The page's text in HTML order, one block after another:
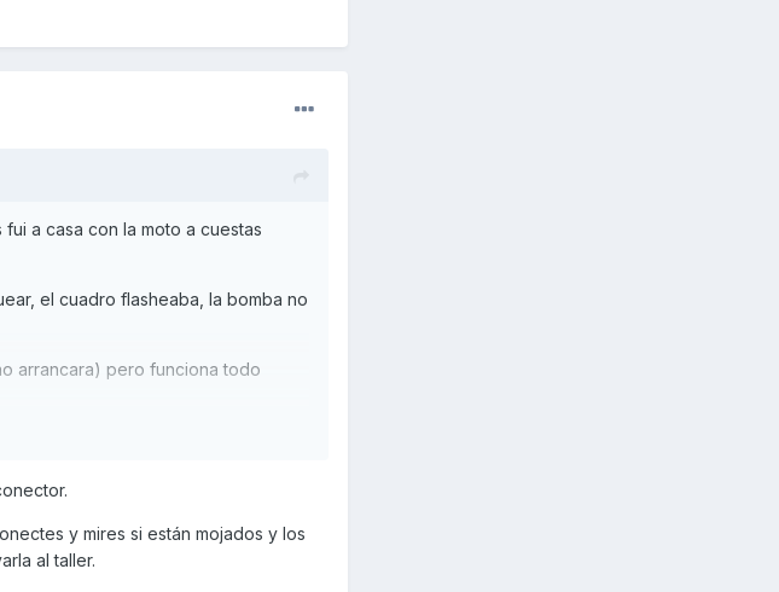
a casa con la moto a cuestas
el cuadro flasheaba, la bomba no
arrancara) pero funciona todo
OK, le he echado WD40 limpia
del pito, hace clack-clack, el
y mires si están mojados y los
al taller.